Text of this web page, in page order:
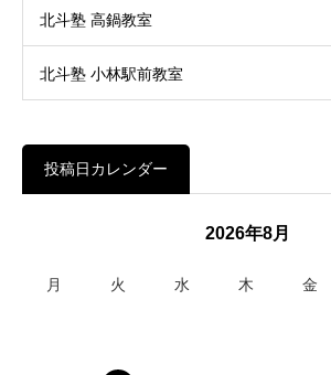
北斗塾 高鍋教室
北斗塾 小林駅前教室
投稿日カレンダー
2026年8月
月 火 水 木 金